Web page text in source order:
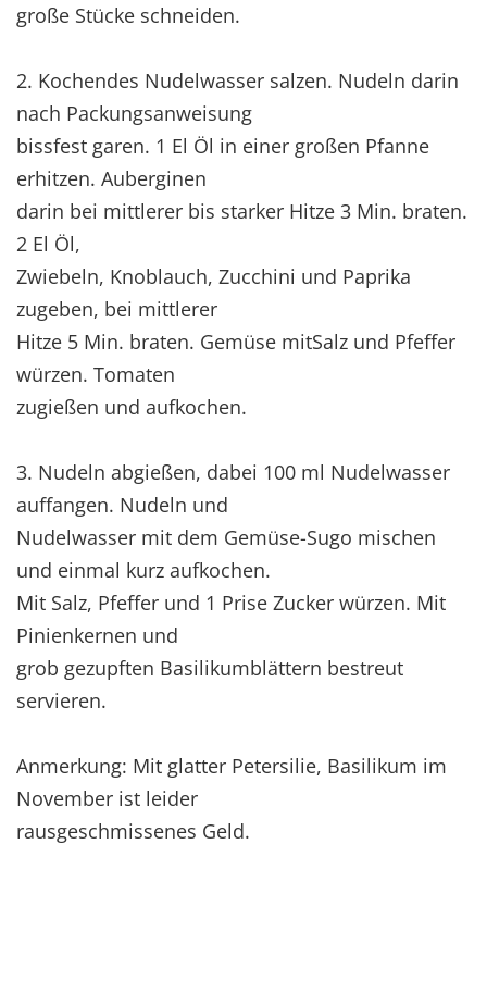
große Stücke schneiden.
2. Kochendes Nudelwasser salzen. Nudeln darin
nach Packungsanweisung
bissfest garen. 1 El Öl in einer großen Pfanne
erhitzen. Auberginen
darin bei mittlerer bis starker Hitze 3 Min. braten.
2 El Öl,
Zwiebeln, Knoblauch, Zucchini und Paprika
zugeben, bei mittlerer
Hitze 5 Min. braten. Gemüse mitSalz und Pfeffer
würzen. Tomaten
zugießen und aufkochen.
3. Nudeln abgießen, dabei 100 ml Nudelwasser
auffangen. Nudeln und
Nudelwasser mit dem Gemüse-Sugo mischen
und einmal kurz aufkochen.
Mit Salz, Pfeffer und 1 Prise Zucker würzen. Mit
Pinienkernen und
grob gezupften Basilikumblättern bestreut
servieren.
Anmerkung: Mit glatter Petersilie, Basilikum im
November ist leider
rausgeschmissenes Geld.